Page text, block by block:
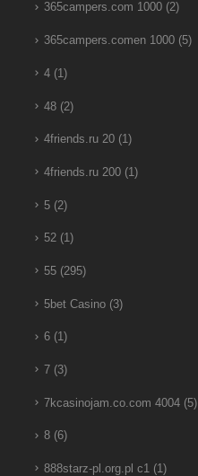
365campers.com 1000(2)
365campers.comen 1000(5)
4(1)
48(2)
4friends.ru 20(1)
4friends.ru 200(1)
5(2)
52(1)
55(295)
5bet Casino(3)
6(1)
7(3)
7kcasinojam.co.com 4004(5)
8(6)
888starz-pl.org.pl c1(1)